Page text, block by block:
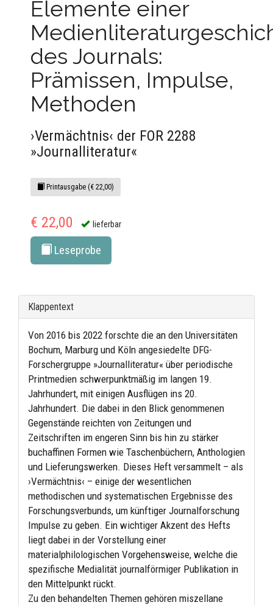
Elemente einer
des Journals:
Prämissen, Impulse,
Methoden
›Vermächtnis‹ der FOR 2288
»Journalliteratur«
Printausgabe (€ 22,00)
€ 22,00 lieferbar
Leseprobe
Klappentext
Von 2016 bis 2022 forschte die an den Universitäten
Bochum, Marburg und Köln angesiedelte DFG-
Forschergruppe »Journalliteratur« über periodische
Printmedien schwerpunktmäßig im langen 19.
Jahrhundert, mit einigen Ausflügen ins 20.
Jahrhundert. Die dabei in den Blick genommenen
Gegenstände reichten von Zeitungen und
Zeitschriften im engeren Sinn bis hin zu stärker
buchaffinen Formen wie Taschenbüchern, Anthologien
und Lieferungswerken. Dieses Heft versammelt – als
›Vermächtnis‹ – einige der wesentlichen
methodischen und systematischen Ergebnisse des
Forschungsverbunds, um künftiger Journalforschung
Impulse zu geben. Ein wichtiger Akzent des Hefts
liegt dabei in der Vorstellung einer
materialphilologischen Vorgehensweise, welche die
spezifische Medialität journalförmiger Publikation in
den Mittelpunkt rückt.
Zu den behandelten Themen gehören miszellane